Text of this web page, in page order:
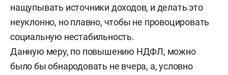
нащупывать источники доходов, и делать это
неуклонно, но плавно, чтобы не провоцировать
социальную нестабильность.
Данную меру, по повышению НДФЛ, можно
было бы обнародовать не вчера, а, условно